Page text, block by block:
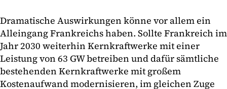
Dramatische Auswirkungen könne vor allem ein
Alleingang Frankreichs haben. Sollte Frankreich im
Jahr 2030 weiterhin Kernkraftwerke mit einer
Leistung von 63 GW betreiben und dafür sämtliche
bestehenden Kernkraftwerke mit großem
Kostenaufwand modernisieren, im gleichen Zuge